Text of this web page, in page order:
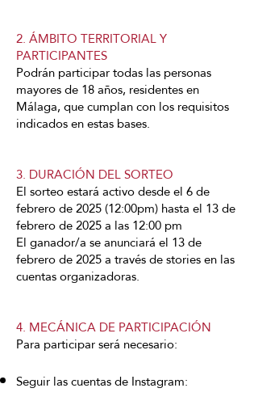
2. ÁMBITO TERRITORIAL Y
PARTICIPANTES
Podrán participar todas las personas
mayores de 18 años, residentes en
Málaga, que cumplan con los requisitos
indicados en estas bases.
3. DURACIÓN DEL SORTEO
El sorteo estará activo desde el 6 de
febrero de 2025 (12:00pm) hasta el 13 de
febrero de 2025 a las 12:00 pm
El ganador/a se anunciará el 13 de
febrero de 2025 a través de stories en las
cuentas organizadoras.
4. MECÁNICA DE PARTICIPACIÓN
Para participar será necesario:
Seguir las cuentas de Instagram: